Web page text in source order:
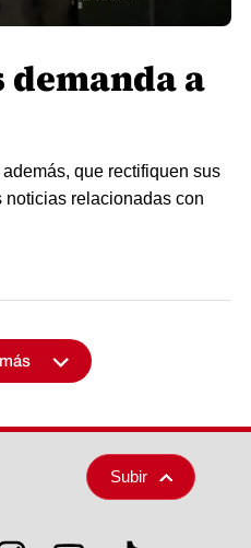
a
que rectifiquen sus
relacionadas con
Subir